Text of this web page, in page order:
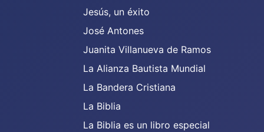
Jesús, un éxito
José Antones
Juanita Villanueva de Ramos
La Alianza Bautista Mundial
La Bandera Cristiana
La Biblia
La Biblia es un libro especial